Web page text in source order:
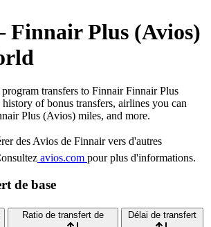
Finnair Plus (Avios)
transfers to Finnair Finnair Plus
history of bonus transfers, airlines you can
Plus (Avios) miles, and more.
des Avios de Finnair vers d'autres
avios.com pour plus d'informations.
de base
Ratio de transfert de
Délai de transfert